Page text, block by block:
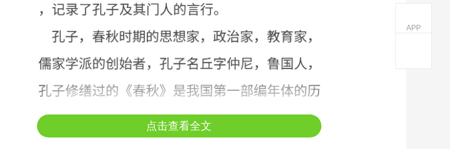
点击查看全文
APP